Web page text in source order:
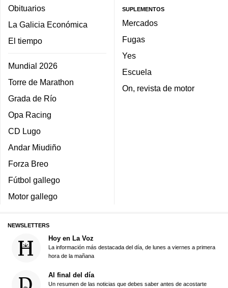
Obituarios
La Galicia Económica
El tiempo
Mundial 2026
Torre de Marathon
Grada de Río
Opa Racing
CD Lugo
Andar Miudiño
Forza Breo
Fútbol gallego
Motor gallego
SUPLEMENTOS
Mercados
Fugas
Yes
Escuela
On, revista de motor
NEWSLETTERS
Hoy en La Voz
La información más destacada del día, de lunes a viernes a primera
hora de la mañana
Al final del día
Un resumen de las noticias que debes saber antes de acostarte